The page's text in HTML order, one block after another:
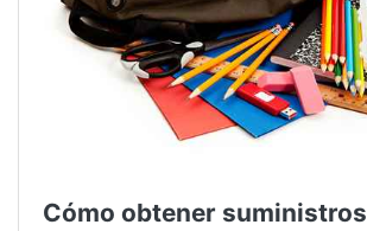
Cómo obtener suministros